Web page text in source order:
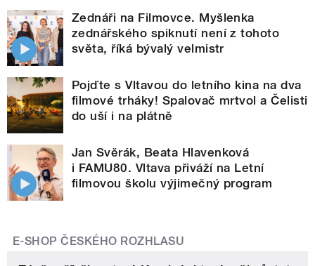
Zednáři na Filmovce. Myšlenka
zednářského spiknutí není z tohoto
světa, říká bývalý velmistr
Pojďte s Vltavou do letního kina na dva
filmové trháky! Spalovač mrtvol a Čelisti
do uší i na plátně
Jan Svěrák, Beata Hlavenková
i FAMU80. Vltava přiváží na Letní
filmovou školu výjimečný program
E-SHOP ČESKÉHO ROZHLASU